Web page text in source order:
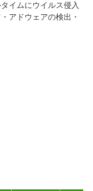
イムにウイルス侵入
アドウェアの検出・